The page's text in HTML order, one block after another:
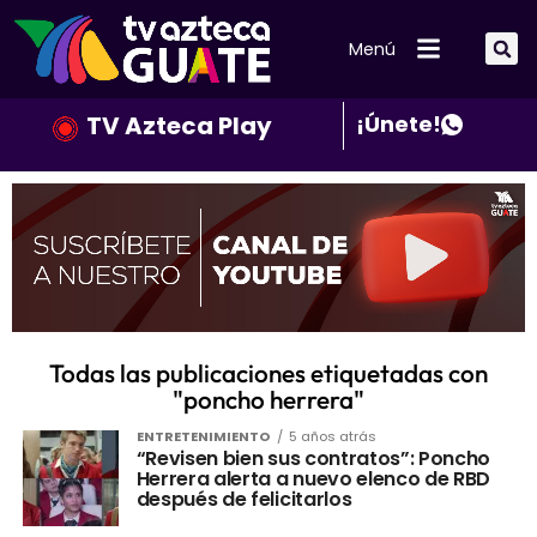
Menú
TV Azteca Play ¡Únete!
Todas las publicaciones etiquetadas con
"poncho herrera"
ENTRETENIMIENTO 5 años atrás
“Revisen bien sus contratos”: Poncho
Herrera alerta a nuevo elenco de RBD
después de felicitarlos